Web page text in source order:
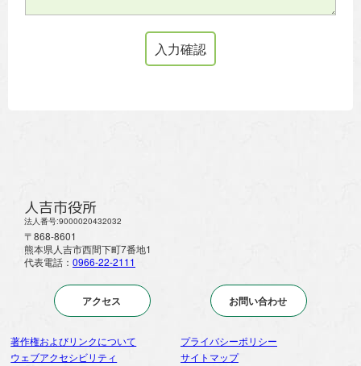
人吉市役所
法人番号:9000020432032
〒868-8601
熊本県人吉市西間下町7番地1
代表電話： 0966-22-2111
アクセス お問い合わせ
著作権およびリンクについて
プライバシーポリシー
ウェブアクセシビリティ
サイトマップ